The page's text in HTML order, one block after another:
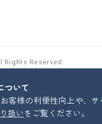
Rights Reserved.
ついて
客様の利便性向上や、
扱いをご覧ください。